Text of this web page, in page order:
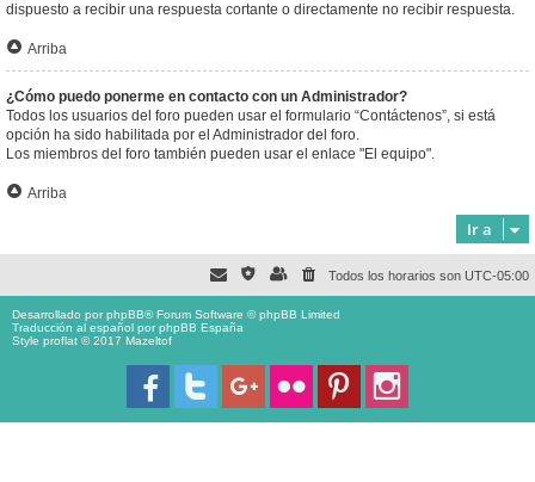
dispuesto a recibir una respuesta cortante o directamente no recibir respuesta.
Arriba
¿Cómo puedo ponerme en contacto con un Administrador?
Todos los usuarios del foro pueden usar el formulario “Contáctenos”, si está
opción ha sido habilitada por el Administrador del foro.
Los miembros del foro también pueden usar el enlace "El equipo".
Arriba
Ir a
Todos los horarios son UTC-05:00
Desarrollado porphpBB® Forum Software © phpBB Limited
Traducción al español porphpBB España
Style proflat © 2017 Mazeltof